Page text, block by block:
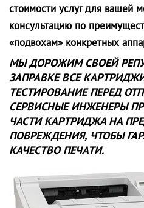
стоимости услуг для вашей
консультацию по
«подвохам» конкретных
МЫ ДОРОЖИМ СВОЕЙ
ЗАПРАВКЕ ВСЕ
ТЕСТИРОВАНИЕ ПЕРЕД
СЕРВИСНЫЕ ИНЖЕНЕРЫ
ЧАСТИ КАРТРИДЖА НА
ПОВРЕЖДЕНИЯ, ЧТОБЫ
КАЧЕСТВО ПЕЧАТИ.